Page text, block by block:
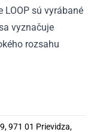
sú vyrábané
vyznačuje
rozsahu
971 01 Prievidza,